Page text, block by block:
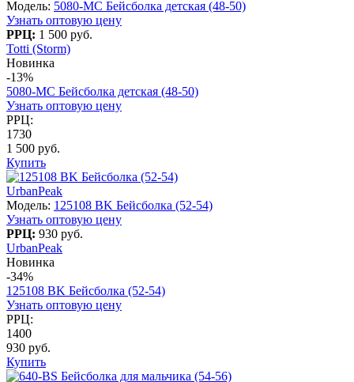
Модель: 5080-МC Бейсболка детская (48-50)
Узнать оптовую цену
РРЦ: 1 500 руб.
Totti (Storm)
Новинка
-13%
5080-МC Бейсболка детская (48-50)
Узнать оптовую цену
РРЦ:
1730
1 500 руб.
Купить
UrbanPeak
Модель: 125108 BK Бейсболка (52-54)
Узнать оптовую цену
РРЦ: 930 руб.
UrbanPeak
Новинка
-34%
125108 BK Бейсболка (52-54)
Узнать оптовую цену
РРЦ:
1400
930 руб.
Купить